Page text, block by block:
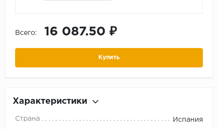
Всего: 16 087.50 ₽
Купить
Характеристики
Страна Испания